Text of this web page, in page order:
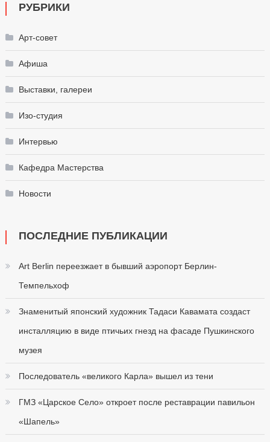
РУБРИКИ
Арт-совет
Афиша
Выставки, галереи
Изо-студия
Интервью
Кафедра Мастерства
Новости
ПОСЛЕДНИЕ ПУБЛИКАЦИИ
Art Berlin переезжает в бывший аэропорт Берлин-
Темпельхоф
Знаменитый японский художник Тадаси Кавамата создаст
инсталляцию в виде птичьих гнезд на фасаде Пушкинского
музея
Последователь «великого Карла» вышел из тени
ГМЗ «Царское Село» откроет после реставрации павильон
«Шапель»